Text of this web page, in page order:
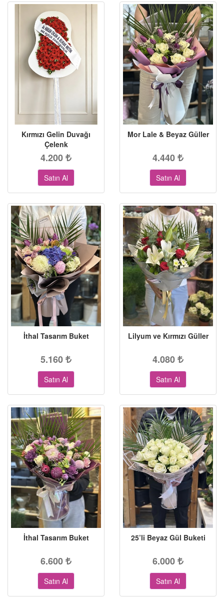
Kırmızı Gelin Duvağı
Çelenk
4.200
Satın Al
Mor Lale & Beyaz Güller
4.440
Satın Al
İthal Tasarım Buket
5.160
Satın Al
Lilyum ve Kırmızı Güller
4.080
Satın Al
İthal Tasarım Buket
6.600
Satın Al
25’li Beyaz Gül Buketi
6.000
Satın Al